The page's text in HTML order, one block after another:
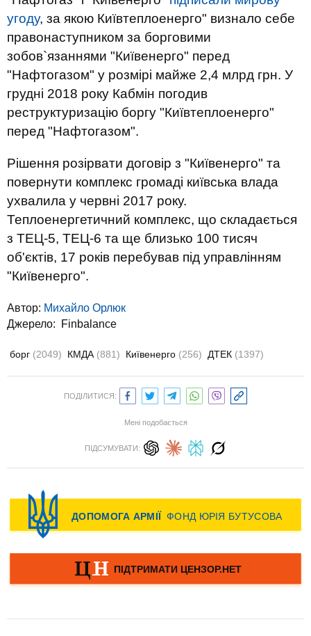
угоду, за якою Київтеплоенерго" визнало себе
правонаступником за борговими
зобов`язаннями "Київенерго" перед
"Нафтогазом" у розмірі майже 2,4 млрд грн. У
грудні 2018 року Кабмін погодив
реструктуризацію боргу "Київтеплоенерго"
перед "Нафтогазом".
Рішення розірвати договір з "Київенерго" та
повернути комплекс громаді київська влада
ухвалила у червні 2017 року.
Теплоенергетичний комплекс, що складається
з ТЕЦ-5, ТЕЦ-6 та ще близько 100 тисяч
об'єктів, 17 років перебував під управлінням
"Київенерго".
Автор: Михайло Орлюк
Джерело:
Finbalance
борг (2049) КМДА (881) Київенерго (256) ДТЕК (1397)
ПОДІЛИТИСЯ:
Мені подобається
ПІДСУМУВАТИ: